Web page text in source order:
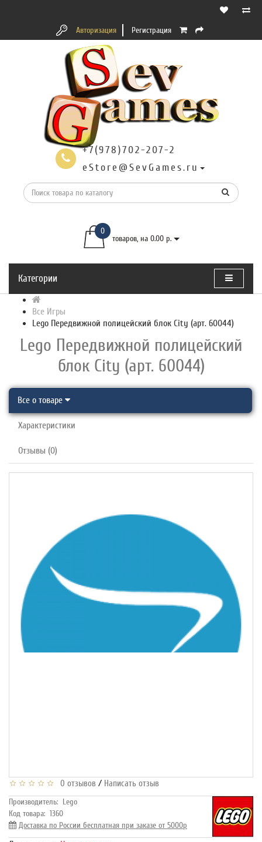
Авторизация Регистрация
+7(978)702-207-2
eStore@SevGames.ru
0
товаров, на 0.00 р.
Категории
Все Игры
Lego Передвижной полицейский блок City (арт. 60044)
Lego Передвижной полицейский
блок City (арт. 60044)
Все о товаре
Характеристики
Отзывы (0)
0 отзывов / Написать отзыв
Производитель: Lego
Код товара: 1360
Доставка по России бесплатная при заказе от 5000р